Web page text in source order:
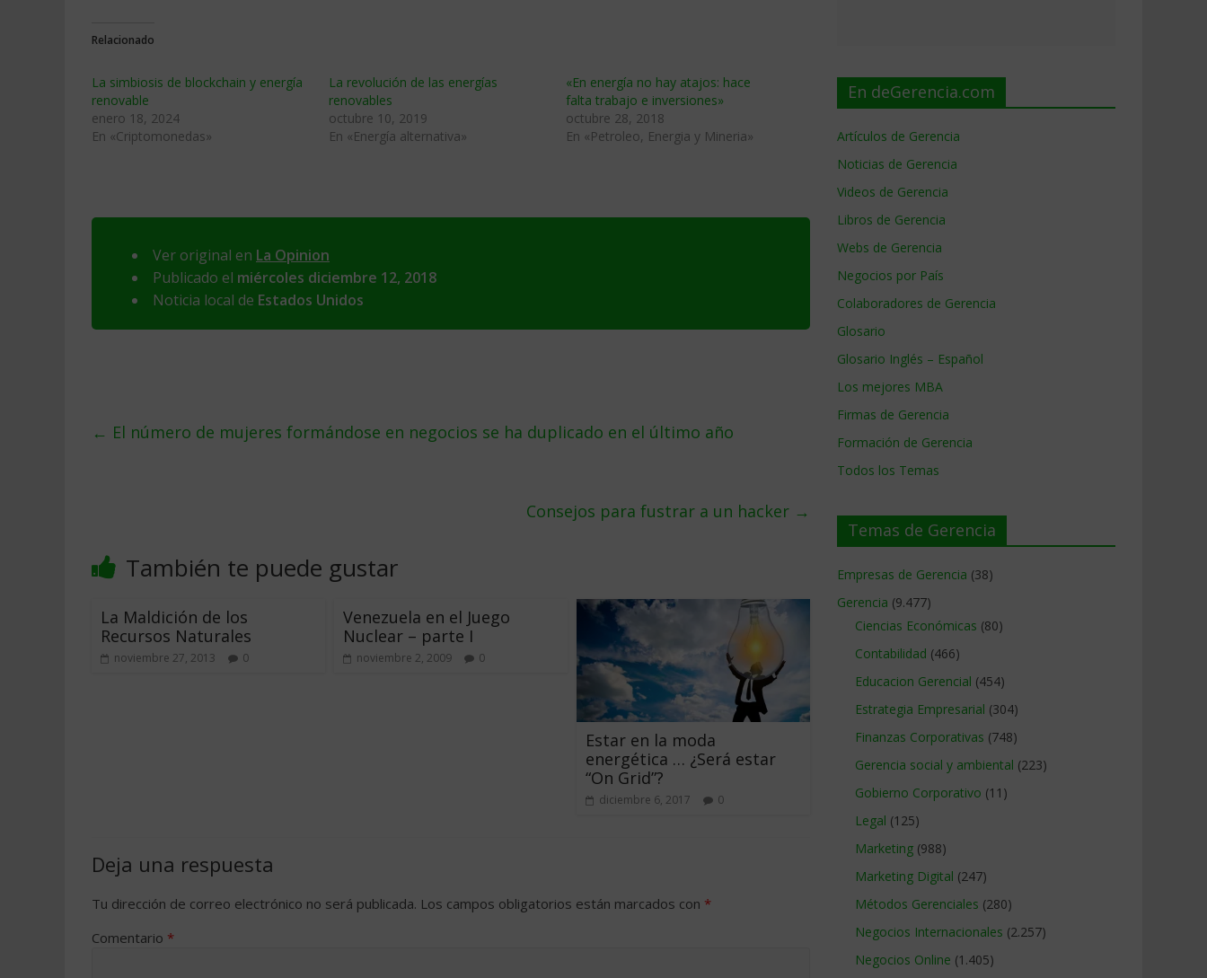
Relacionado
La simbiosis de blockchain y energía
renovable
enero 18, 2024
En «Criptomonedas»
La revolución de las energías
renovables
octubre 10, 2019
En «Energía alternativa»
«En energía no hay atajos: hace
falta trabajo e inversiones»
octubre 28, 2018
En «Petroleo, Energia y Mineria»
Ver original en La Opinion
Publicado el miércoles diciembre 12, 2018
Noticia local de Estados Unidos
← El número de mujeres formándose en negocios se ha duplicado en el último año
Consejos para fustrar a un hacker →
También te puede gustar
La Maldición de los
Recursos Naturales
noviembre 27, 2013 0
Venezuela en el Juego
Nuclear – parte I
noviembre 2, 2009 0
Estar en la moda
energética … ¿Será estar
“On Grid”?
diciembre 6, 2017 0
Deja una respuesta
Tu dirección de correo electrónico no será publicada. Los campos obligatorios están marcados con *
Comentario *
En deGerencia.com
Artículos de Gerencia
Noticias de Gerencia
Videos de Gerencia
Libros de Gerencia
Webs de Gerencia
Negocios por País
Colaboradores de Gerencia
Glosario
Glosario Inglés – Español
Los mejores MBA
Firmas de Gerencia
Formación de Gerencia
Todos los Temas
Temas de Gerencia
Empresas de Gerencia (38)
Gerencia (9.477)
Ciencias Económicas (80)
Contabilidad (466)
Educacion Gerencial (454)
Estrategia Empresarial (304)
Finanzas Corporativas (748)
Gerencia social y ambiental (223)
Gobierno Corporativo (11)
Legal (125)
Marketing (988)
Marketing Digital (247)
Métodos Gerenciales (280)
Negocios Internacionales (2.257)
Negocios Online (1.405)